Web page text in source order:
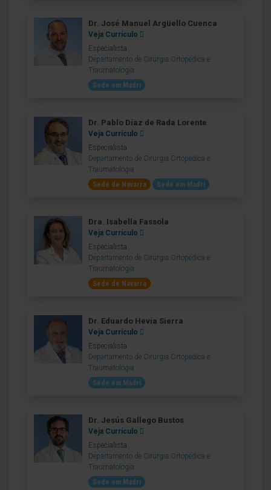
Dr. José Manuel Argüello Cuenca
Veja Currículo
Especialista
Departamento de Cirurgia Ortopédica e
Traumatologia
Sede em Madri
Dr. Pablo Díaz de Rada Lorente
Veja Currículo
Especialista
Departamento de Cirurgia Ortopédica e
Traumatologia
Sede de Navarra
Sede em Madri
Dra. Isabella Fassola
Veja Currículo
Especialista
Departamento de Cirurgia Ortopédica e
Traumatologia
Sede de Navarra
Dr. Eduardo Hevia Sierra
Veja Currículo
Especialista
Departamento de Cirurgia Ortopédica e
Traumatologia
Sede em Madri
Dr. Jesús Gallego Bustos
Veja Currículo
Especialista
Departamento de Cirurgia Ortopédica e
Traumatologia
Sede em Madri